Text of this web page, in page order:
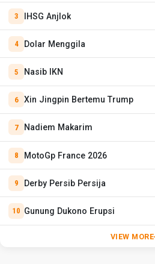
IHSG Anjlok
Dolar Menggila
Nasib IKN
Xin Jingpin Bertemu Trump
Nadiem Makarim
MotoGp France 2026
Derby Persib Persija
Gunung Dukono Erupsi
VIEW MORE